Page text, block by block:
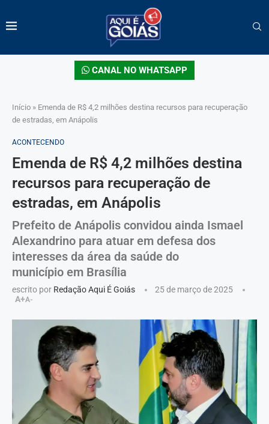
CANAL NO WHATSAPP
Início » Emenda de R$ 4,2 milhões destina recursos para recuperação
de estradas, em Anápolis
ACONTECENDO
Emenda de R$ 4,2 milhões destina
recursos para recuperação de
estradas, em Anápolis
Prefeito de Anápolis convidou ainda Ismael
Alexandrino para atuar em defesa dos
interesses da área da saúde do
município em Brasília
escrito por Redação Aqui É Goiás
25 de março de 2025
A+A-